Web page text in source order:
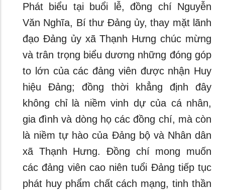
Phát biểu tại buổi lễ, đồng chí Nguyễn
Văn Nghĩa, Bí thư Đảng ủy, thay mặt lãnh
đạo Đảng ủy xã Thạnh Hưng chúc mừng
và trân trọng biểu dương những đóng góp
to lớn của các đảng viên được nhận Huy
hiệu Đảng; đồng thời khẳng định đây
không chỉ là niềm vinh dự của cá nhân,
gia đình và dòng họ các đồng chí, mà còn
là niềm tự hào của Đảng bộ và Nhân dân
xã Thạnh Hưng. Đồng chí mong muốn
các đảng viên cao niên tuổi Đảng tiếp tục
phát huy phẩm chất cách mạng, tinh thần